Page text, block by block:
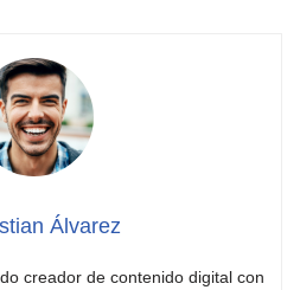
Álvarez
creador de contenido digital con